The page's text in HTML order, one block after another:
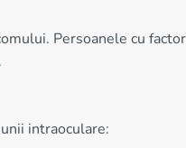
Persoanele cu
intraoculare: